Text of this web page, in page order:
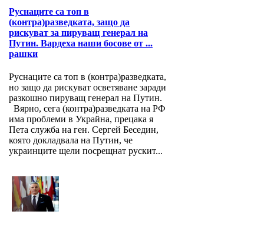
Руснаците са топ в
(контра)разведката, защо да
рискуват за пируващ генерал на
Путин. Вардеха наши босове от ...
рашки
Руснаците са топ в (контра)разведката,
но защо да рискуват осветяване заради
разкошно пируващ генерал на Путин.
Вярно, сега (контра)разведката на РФ
има проблеми в Украйна, прецака я
Пета служба на ген. Сергей Беседин,
която докладвала на Путин, че
украинците щели посрещнат рускит...